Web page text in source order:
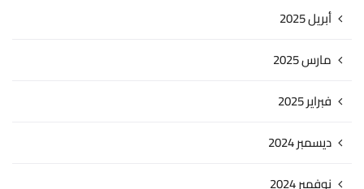
أبريل 2025
مارس 2025
فبراير 2025
ديسمبر 2024
نوفمبر 2024